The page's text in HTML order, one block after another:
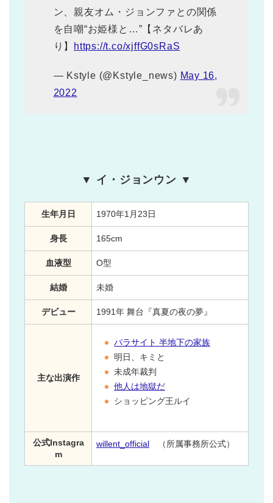
ン、親友オム・ジョンファとの関係
を自嘲“お姫様と…”【ネタバレあ
り】
https://t.co/xjffG0sRaS
— Kstyle (@Kstyle_news) May 16,
2022
▼ イ・ジョンウン ▼
生年月日 1970年1月23日
身長 165cm
血液型 O型
結婚 未婚
デビュー 1991年 舞台『真夏の夜の夢』
主な出演作
パラサイト 半地下の家族
明日、キミと
未成年裁判
他人は地獄だ
ショッピング王ルイ
公式Instagra
m
willent_official （所属事務所公式）